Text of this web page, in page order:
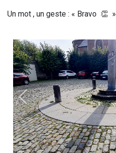
Un mot , un geste : « Bravo 👏 »
Précédent